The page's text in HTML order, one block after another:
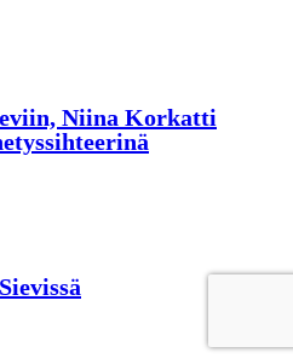
Niina Korkatti